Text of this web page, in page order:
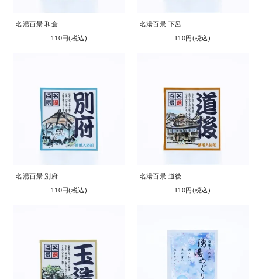
名湯百景 和倉
110円(税込)
名湯百景 下呂
110円(税込)
名湯百景 別府
110円(税込)
名湯百景 道後
110円(税込)